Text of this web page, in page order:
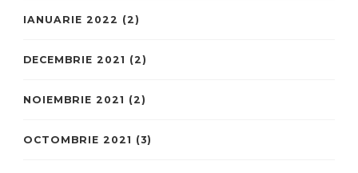
IANUARIE 2022 (2)
DECEMBRIE 2021 (2)
NOIEMBRIE 2021 (2)
OCTOMBRIE 2021 (3)